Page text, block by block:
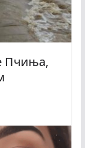
Пчиња,